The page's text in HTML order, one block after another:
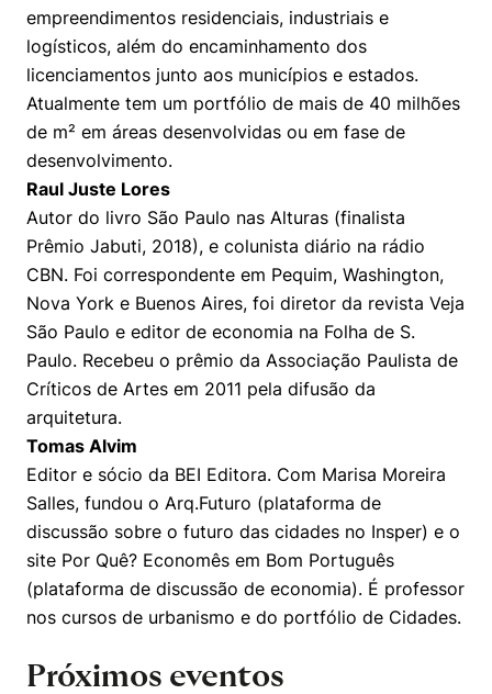
empreendimentos residenciais, industriais e
logísticos, além do encaminhamento dos
licenciamentos junto aos municípios e estados.
Atualmente tem um portfólio de mais de 40 milhões
de m² em áreas desenvolvidas ou em fase de
desenvolvimento.
Raul Juste Lores
Autor do livro São Paulo nas Alturas (finalista
Prêmio Jabuti, 2018), e colunista diário na rádio
CBN. Foi correspondente em Pequim, Washington,
Nova York e Buenos Aires, foi diretor da revista Veja
São Paulo e editor de economia na Folha de S.
Paulo. Recebeu o prêmio da Associação Paulista de
Críticos de Artes em 2011 pela difusão da
arquitetura.
Tomas Alvim
Editor e sócio da BEI Editora. Com Marisa Moreira
Salles, fundou o Arq.Futuro (plataforma de
discussão sobre o futuro das cidades no Insper) e o
site Por Quê? Economês em Bom Português
(plataforma de discussão de economia). É professor
nos cursos de urbanismo e do portfólio de Cidades.
Próximos eventos
Cookies estritamente necessários
Cookies de preferências de usuário